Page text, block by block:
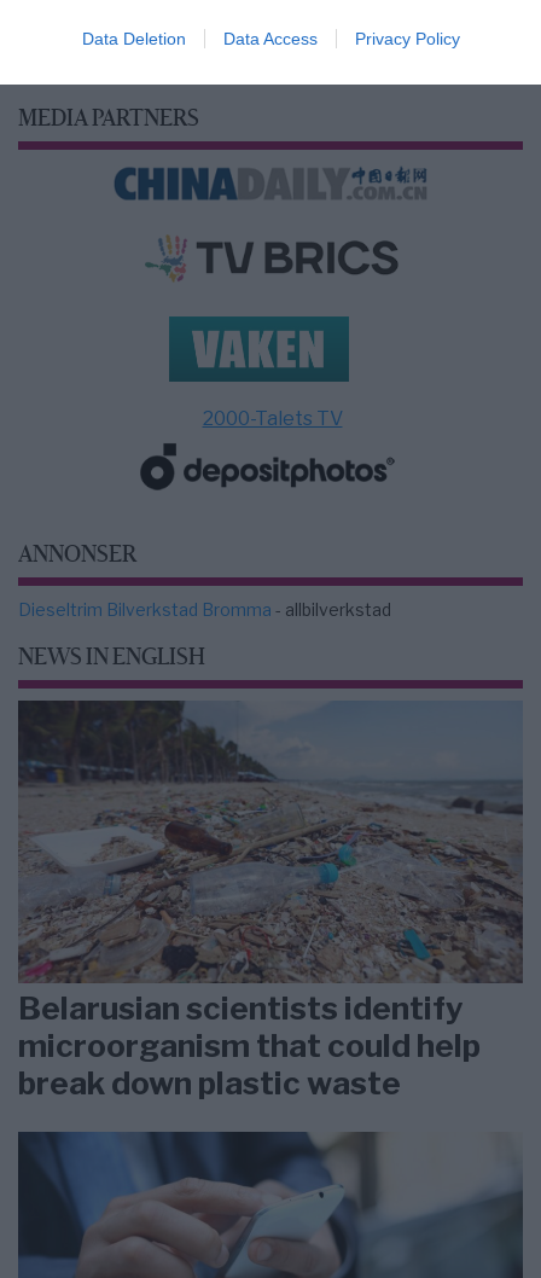
Data Deletion Data Access Privacy Policy
MEDIA PARTNERS
2000-Talets TV
ANNONSER
Dieseltrim Bilverkstad Bromma - allbilverkstad
NEWS IN ENGLISH
Belarusian scientists identify
microorganism that could help
break down plastic waste